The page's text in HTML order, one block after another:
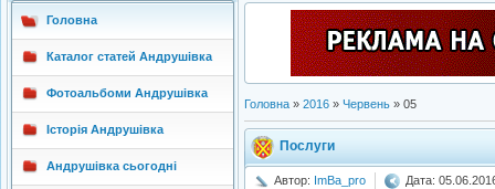
Головна
Каталог статей Андрушівка
Фотоальбоми Андрушівка
Історія Андрушівка
Андрушівка сьогодні
Головна » 2016 » Червень » 05
Послуги
Автор: ImBa_pro Дата: